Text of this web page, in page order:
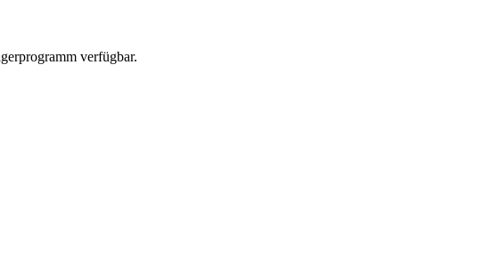
verfügbar.